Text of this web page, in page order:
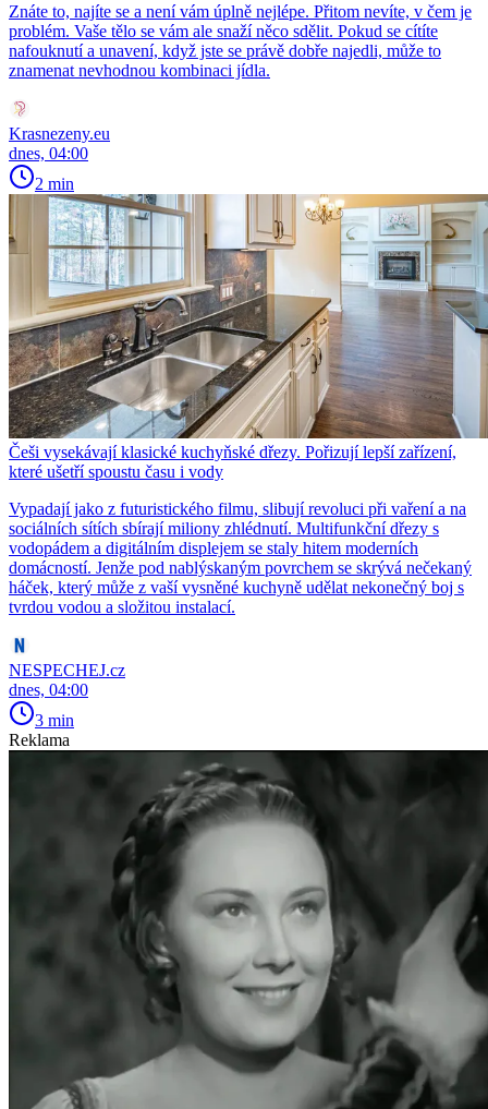
Znáte to, najíte se a není vám úplně nejlépe. Přitom nevíte, v čem je
problém. Vaše tělo se vám ale snaží něco sdělit. Pokud se cítíte
nafouknutí a unavení, když jste se právě dobře najedli, může to
znamenat nevhodnou kombinaci jídla.
Krasnezeny.eu
dnes, 04:00
2 min
Češi vysekávají klasické kuchyňské dřezy. Pořizují lepší zařízení,
které ušetří spoustu času i vody
Vypadají jako z futuristického filmu, slibují revoluci při vaření a na
sociálních sítích sbírají miliony zhlédnutí. Multifunkční dřezy s
vodopádem a digitálním displejem se staly hitem moderních
domácností. Jenže pod nablýskaným povrchem se skrývá nečekaný
háček, který může z vaší vysněné kuchyně udělat nekonečný boj s
tvrdou vodou a složitou instalací.
NESPECHEJ.cz
dnes, 04:00
3 min
Reklama